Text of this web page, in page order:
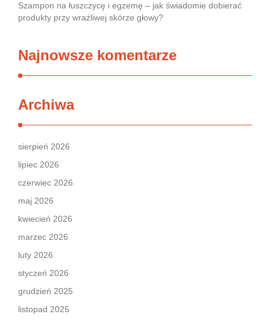
Szampon na łuszczycę i egzemę – jak świadomie dobierać
produkty przy wrażliwej skórze głowy?
Najnowsze komentarze
Archiwa
sierpień 2026
lipiec 2026
czerwiec 2026
maj 2026
kwiecień 2026
marzec 2026
luty 2026
styczeń 2026
grudzień 2025
listopad 2025